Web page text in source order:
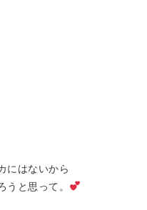
にはないから
と思って。